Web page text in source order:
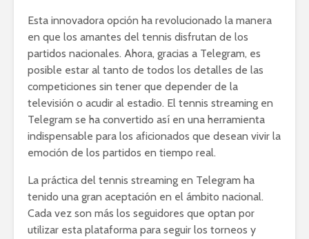
Esta innovadora opción ha revolucionado la manera
en que los amantes del tennis disfrutan de los
partidos nacionales. Ahora, gracias a Telegram, es
posible estar al tanto de todos los detalles de las
competiciones sin tener que depender de la
televisión o acudir al estadio. El tennis streaming en
Telegram se ha convertido así en una herramienta
indispensable para los aficionados que desean vivir la
emoción de los partidos en tiempo real.
La práctica del tennis streaming en Telegram ha
tenido una gran aceptación en el ámbito nacional.
Cada vez son más los seguidores que optan por
utilizar esta plataforma para seguir los torneos y